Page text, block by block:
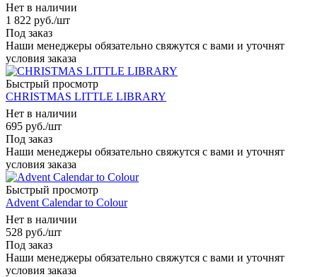
Нет в наличии
1 822 руб./шт
Под заказ
Наши менеджеры обязательно свяжутся с вами и уточнят
условия заказа
Быстрый просмотр
CHRISTMAS LITTLE LIBRARY
Нет в наличии
695 руб./шт
Под заказ
Наши менеджеры обязательно свяжутся с вами и уточнят
условия заказа
Быстрый просмотр
Advent Calendar to Colour
Нет в наличии
528 руб./шт
Под заказ
Наши менеджеры обязательно свяжутся с вами и уточнят
условия заказа